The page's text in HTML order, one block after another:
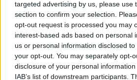
targeted advertising by us, please use
section to confirm your selection.
opt-out request is processed you may
interest-based ads based on personal
us or personal information disclosed
your opt-out. You may separately opt-
disclosure of your personal
IAB’s list of downstream participants.
66 714,79
MAGYAR RÉSZVÉNY
OTP